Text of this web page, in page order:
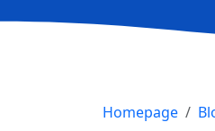
Homepage